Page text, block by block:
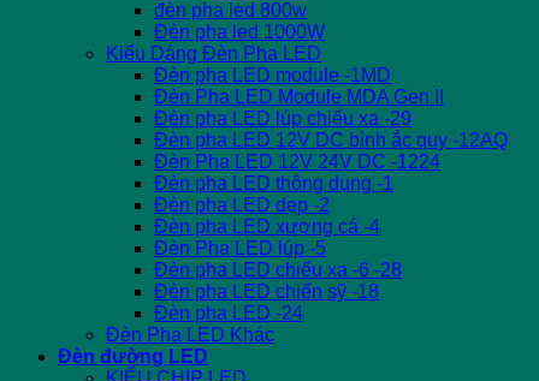
đèn pha led 800w
Đèn pha led 1000W
Kiểu Dáng Đèn Pha LED
Đèn pha LED module -1MD
Đèn Pha LED Module MDA Gen II
Đèn pha LED lúp chiếu xa -29
Đèn pha LED 12V DC bình ắc quy -12AQ
Đèn Pha LED 12V 24V DC -1224
Đèn pha LED thông dụng -1
Đèn pha LED dẹp -2
Đèn pha LED xương cá -4
Đèn Pha LED lúp -5
Đèn pha LED chiếu xa -6 -28
Đèn pha LED chiến sỹ -18
Đèn pha LED -24
Đèn Pha LED Khác
Đèn đường LED